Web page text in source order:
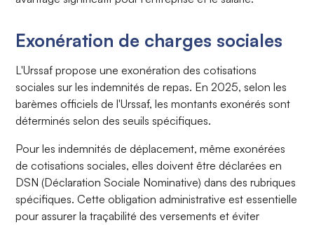
Exonération de charges sociales
L'Urssaf propose une exonération des cotisations
sociales sur les indemnités de repas. En 2025, selon les
barèmes officiels de l'Urssaf, les montants exonérés sont
déterminés selon des seuils spécifiques.
Pour les indemnités de déplacement, même exonérées
de cotisations sociales, elles doivent être déclarées en
DSN (Déclaration Sociale Nominative) dans des rubriques
spécifiques. Cette obligation administrative est essentielle
pour assurer la traçabilité des versements et éviter